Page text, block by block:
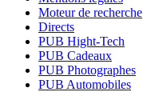
Moteur de recherche
Directs
PUB Hight-Tech
PUB Cadeaux
PUB Photographes
PUB Automobiles